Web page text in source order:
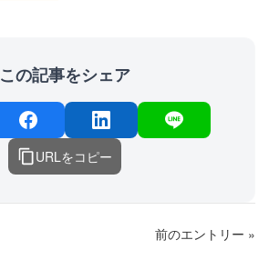
この記事をシェア
URLをコピー
前のエントリー »